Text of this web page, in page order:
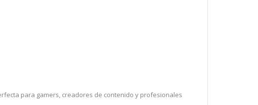
para gamers, creadores de contenido y profesionales